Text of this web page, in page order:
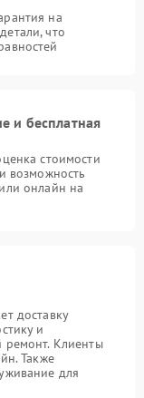
на
что
и бесплатная
стоимости
возможность
онлайн на
доставку
и
ремонт. Клиенты
Также
для